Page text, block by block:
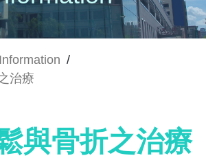
/
治療
與骨折之治療